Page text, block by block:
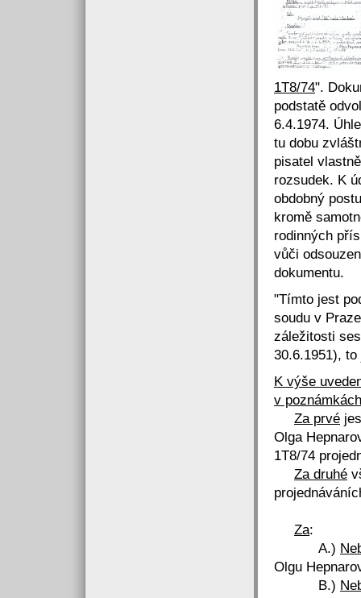
1T8/74".
podstatě
6.4.1974.
tu dobu
pisatel
rozsudek. K
obdobný
kromě
rodinných
vůči
dokumentu.
"Tímto jest
soudu v
záležitosti
30.6.1951),
K výše
v
Za prvé
Olga
1T8/74
Za druhé
Za:
A.)
Olgu
B.)